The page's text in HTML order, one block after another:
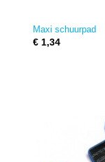
Maxi schuurpad
€ 1,34